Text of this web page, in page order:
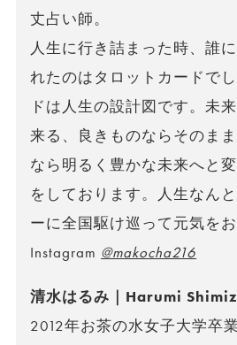
丈占い師。
人生に行き詰まった時、誰
れたのはタロットカードで
ドは人生の設計図です。未
来る、良きものならそのま
なら明るく豊かな未来へと
をしております。人生なん
ーに全国駆け巡って元気をお
Instagram @makocha216
清水はるみ｜Harumi
2012年お茶の水女子大学卒